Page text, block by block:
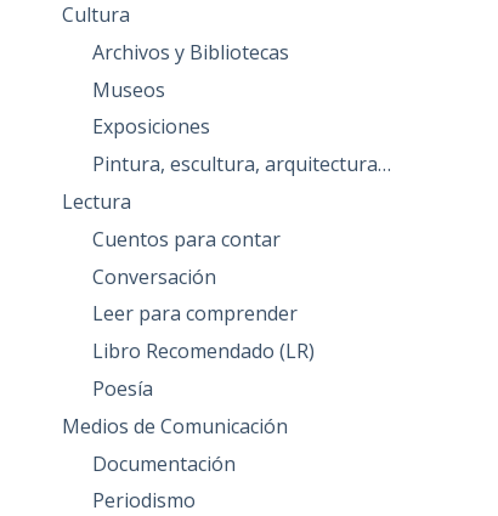
Cultura
Archivos y Bibliotecas
Museos
Exposiciones
Pintura, escultura, arquitectura…
Lectura
Cuentos para contar
Conversación
Leer para comprender
Libro Recomendado (LR)
Poesía
Medios de Comunicación
Documentación
Periodismo